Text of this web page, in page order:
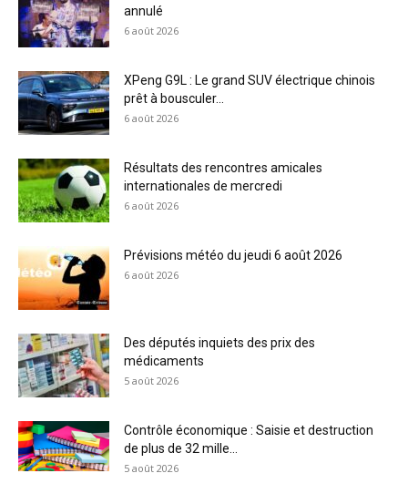
annulé
6 août 2026
XPeng G9L : Le grand SUV électrique chinois
prêt à bousculer...
6 août 2026
Résultats des rencontres amicales
internationales de mercredi
6 août 2026
Prévisions météo du jeudi 6 août 2026
6 août 2026
Des députés inquiets des prix des
médicaments
5 août 2026
Contrôle économique : Saisie et destruction
de plus de 32 mille...
5 août 2026